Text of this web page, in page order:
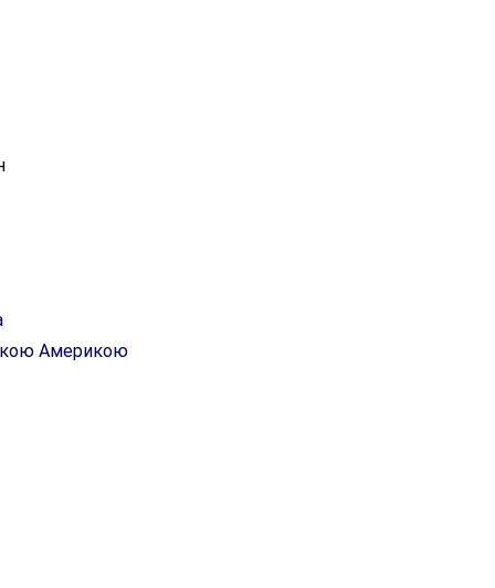
Америкою